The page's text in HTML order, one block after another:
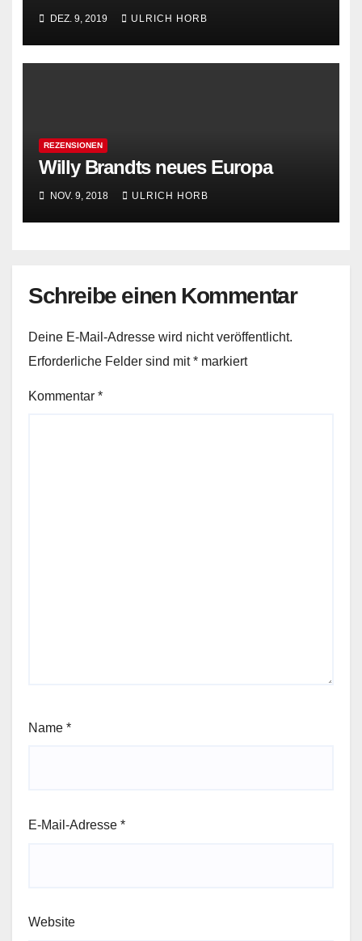
Foer
DEZ. 9, 2019 ULRICH HORB
REZENSIONEN
Willy Brandts neues Europa
NOV. 9, 2018 ULRICH HORB
Schreibe einen Kommentar
Deine E-Mail-Adresse wird nicht veröffentlicht.
Erforderliche Felder sind mit* markiert
Kommentar *
Name *
E-Mail-Adresse *
Website